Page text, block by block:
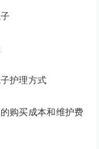
护理方式
购买成本和维护费